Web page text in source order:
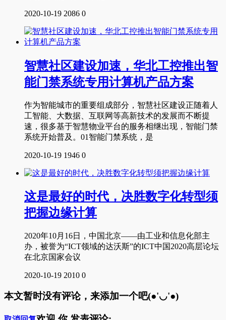
2020-10-19 2086 0
智慧社区建设加速，华北工控推出智
能门禁系统专用计算机产品方案
作为智能城市的重要组成部分，智慧社区建设正随着人
工智能、大数据、互联网等高新技术的发展而不断提
速，很多基于智慧物业平台的服务相继出现，智能门禁
系统开始普及。01智能门禁系统，是
2020-10-19 1946 0
这是最好的时代，决胜数字化转型须
把握边缘计算
2020年10月16日，中国北京——由工业和信息化部主
办，被誉为“ICT领域的达沃斯”的ICT中国2020高层论坛
在北京国家会议
2020-10-19 2010 0
本文暂时没有评论，来添加一个吧(●'◡'●)